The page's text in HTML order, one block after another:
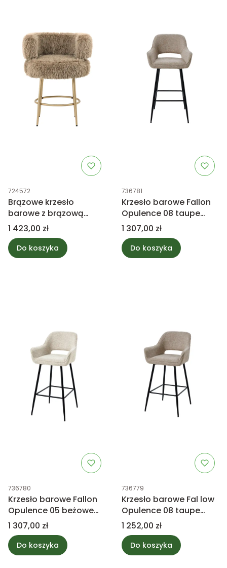
Kod produktu
724572
Brązowe krzesło
barowe z brązową
metalową podstawą
PTMD Collection
Cena
1 423,00 zł
Do koszyka
Kod produktu
736781
Krzesło barowe Fallon
Opulence 08 taupe
PTMD Collection
Cena
1 307,00 zł
Do koszyka
Kod produktu
736780
Krzesło barowe Fallon
Opulence 05 beżowe
PTMD Collection
Cena
1 307,00 zł
Do koszyka
Kod produktu
736779
Krzesło barowe Fal low
Opulence 08 taupe
PTMD Collection
Cena
1 252,00 zł
Do koszyka